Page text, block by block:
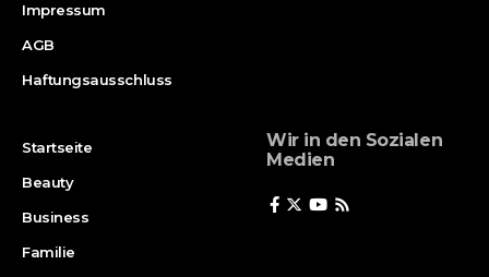
Impressum
AGB
Haftungsausschluss
Startseite
Beauty
Business
Familie
Wir in den Sozialen
Medien